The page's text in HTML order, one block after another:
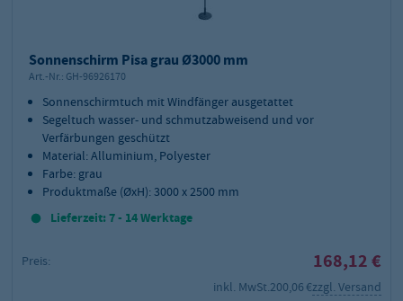
Sonnenschirm Pisa grau Ø3000 mm
Art.-Nr.: GH-96926170
Sonnenschirmtuch mit Windfänger ausgetattet
Segeltuch wasser- und schmutzabweisend und vor
Verfärbungen geschützt
Material: Alluminium, Polyester
Farbe: grau
Produktmaße (ØxH): 3000 x 2500 mm
Lieferzeit: 7 - 14 Werktage
Preis: 168,12 €
inkl. MwSt.200,06 €zzgl. Versand